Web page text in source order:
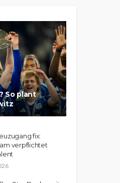
So plant
fix:
verpflichtet